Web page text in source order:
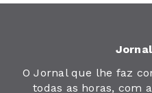
O Jornal que lhe faz
todas as horas, com